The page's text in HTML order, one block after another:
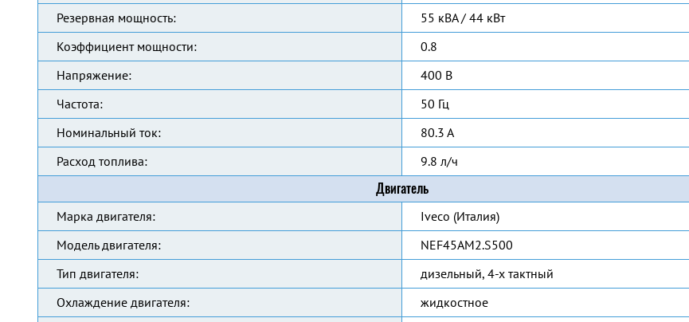
Резервная мощность:
55 кВА / 44 кВт
Коэффициент мощности:
0.8
Напряжение:
400 В
Частота:
50 Гц
Номинальный ток:
80.3 А
Расход топлива:
9.8 л/ч
Двигатель
Марка двигателя:
Iveco (Италия)
Модель двигателя:
NEF45AM2.S500
Тип двигателя:
дизельный, 4-х тактный
Охлаждение двигателя:
жидкостное